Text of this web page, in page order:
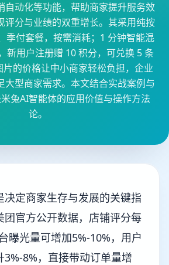
自动化等功能，帮助商家提升服务效
评分与业绩的双重增长。其采用纯按
季付套餐，按需消耗；1 分钟智能混
新用户注册赠 10 积分，可兑换 5 条
片的价格让中小商家轻松负担，企业
大型商家需求。本文结合实战案例与
兔AI智能体的应用价值与操作方法
论。
决定商家生存与发展的关键指
团官方公开数据，店铺评分每
曝光量可增加5%-10%，用户
3%-8%，直接带动订单量增